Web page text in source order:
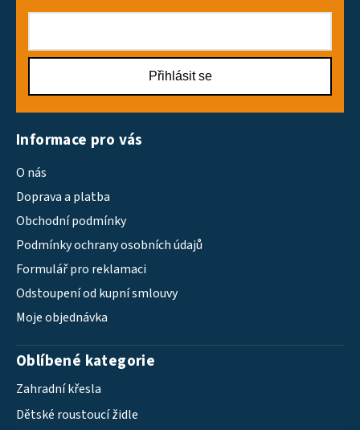
Přihlásit se
Informace pro vás
O nás
Doprava a platba
Obchodní podmínky
Podmínky ochrany osobních údajů
Formulář pro reklamaci
Odstoupení od kupní smlouvy
Moje objednávka
Oblíbené kategorie
Zahradní křesla
Dětské roustoucí židle